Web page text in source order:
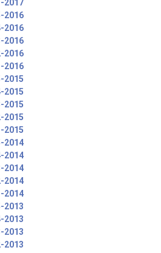
2017
2016
2016
2016
2016
2016
2015
2015
2015
2015
2015
2014
2014
2014
2014
2014
2013
2013
2013
2013